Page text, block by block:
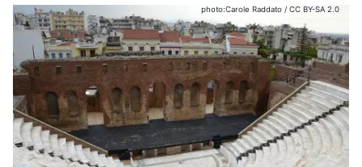
photo:Carole Raddato / CC BY-SA 2.0